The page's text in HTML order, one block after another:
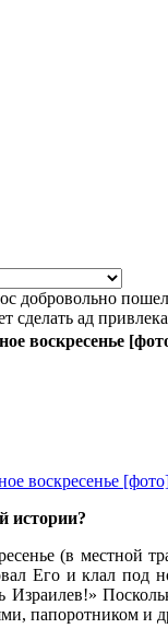
добровольно
ад
воскресенье
истории?
(в местной
Его и клал
папоротником и